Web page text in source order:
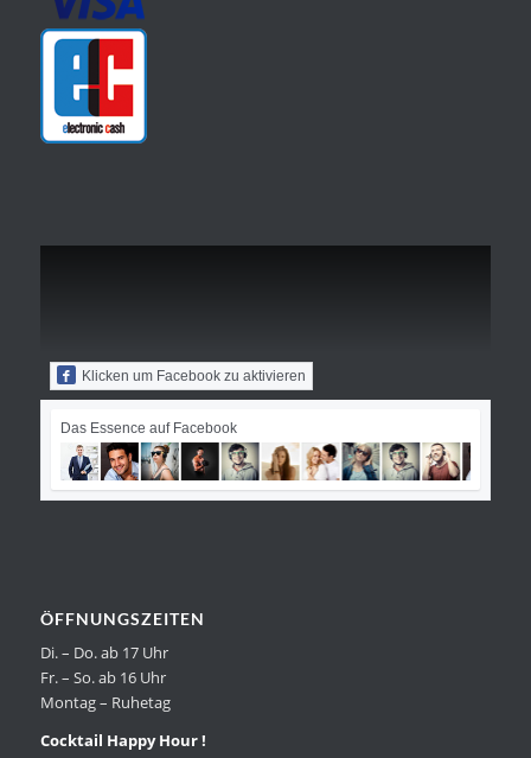
Klicken um Facebook zu aktivieren
Das Essence auf Facebook
ÖFFNUNGSZEITEN
Di. – Do. ab 17 Uhr
Fr. – So. ab 16 Uhr
Montag – Ruhetag
Cocktail Happy Hour !